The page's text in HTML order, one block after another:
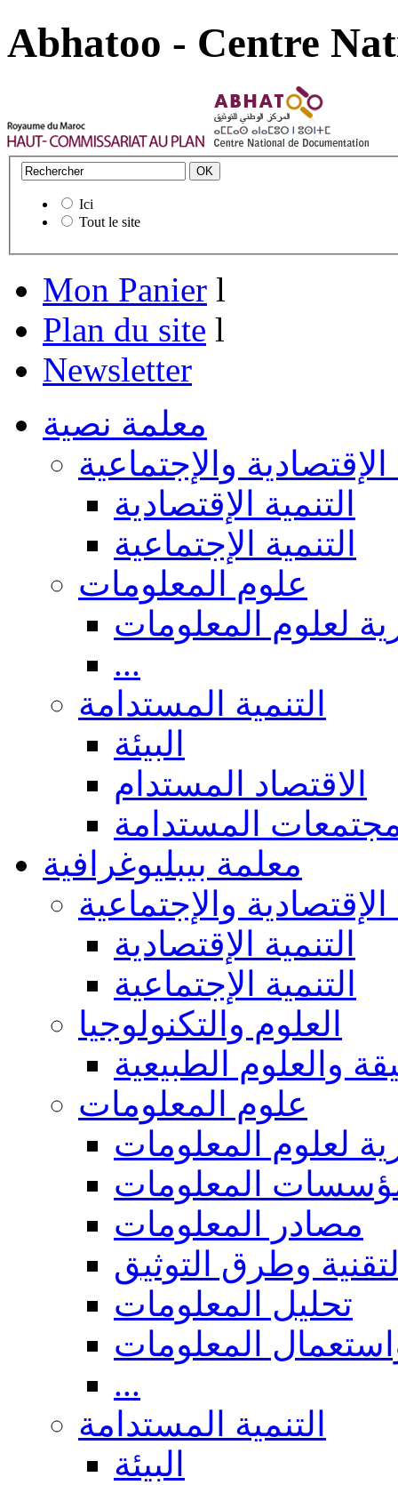
Abhatoo - Centre
Ici
Tout le site
Mon Panier l
Plan du site l
Newsletter
معلمة نصية
الإقتصادية والإجتماعية
التنمية الإقتصادية
التنمية الإجتماعية
علوم المعلومات
لعلوم المعلومات
...
التنمية المستدامة
البيئة
الاقتصاد المستدام
المستدامة
معلمة بيبليوغرافية
الإقتصادية والإجتماعية
التنمية الإقتصادية
التنمية الإجتماعية
العلوم والتكنولوجيا
والعلوم الطبيعية
علوم المعلومات
لعلوم المعلومات
المعلومات
مصادر المعلومات
وطرق التوثيق
تحليل المعلومات
المعلومات
...
التنمية المستدامة
البيئة